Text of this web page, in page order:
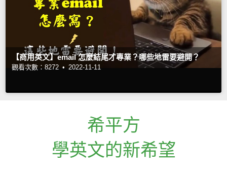
【商用英文】email 怎麼結尾才專業？哪些地雷要避開？
觀看次數：8272 • 2022-11-11
希平方
學英文的新希望